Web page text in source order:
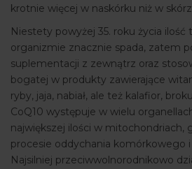
krotnie więcej w naskórku niż w
Niestety powyżej 35. roku życia ilość
organizmie znacznie spada, zatem
suplementacji z zewnątrz oraz
bogatej w produkty zawierające
ryby, jaja, nabiał, ale też kalafior,
CoQ10 występuje w wielu
największej ilości w mitochondriach,
procesie oddychania komórkowego
Najsilniej przeciwwolnorodnikowo